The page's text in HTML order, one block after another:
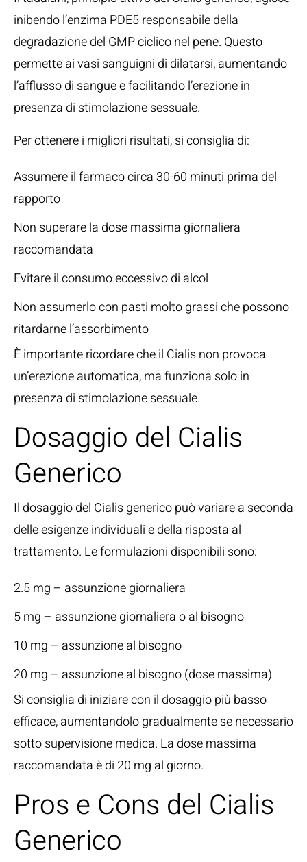
inibendo l’enzima PDE5 responsabile della
degradazione del GMP ciclico nel pene. Questo
permette ai vasi sanguigni di dilatarsi, aumentando
l’afflusso di sangue e facilitando l’erezione in
presenza di stimolazione sessuale.
Per ottenere i migliori risultati, si consiglia di:
Assumere il farmaco circa 30-60 minuti prima del
rapporto
Non superare la dose massima giornaliera
raccomandata
Evitare il consumo eccessivo di alcol
Non assumerlo con pasti molto grassi che possono
ritardarne l’assorbimento
È importante ricordare che il Cialis non provoca
un’erezione automatica, ma funziona solo in
presenza di stimolazione sessuale.
Dosaggio del Cialis
Generico
Il dosaggio del Cialis generico può variare a seconda
delle esigenze individuali e della risposta al
trattamento. Le formulazioni disponibili sono:
2.5 mg – assunzione giornaliera
5 mg – assunzione giornaliera o al bisogno
10 mg – assunzione al bisogno
20 mg – assunzione al bisogno (dose massima)
Si consiglia di iniziare con il dosaggio più basso
efficace, aumentandolo gradualmente se necessario
sotto supervisione medica. La dose massima
raccomandata è di 20 mg al giorno.
Pros e Cons del Cialis
Generico